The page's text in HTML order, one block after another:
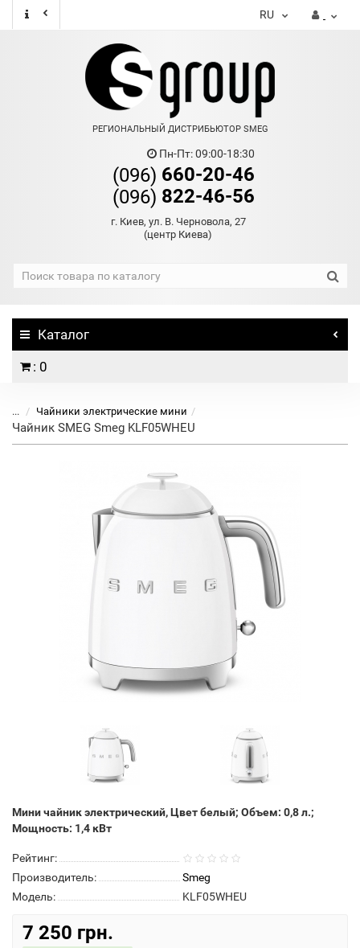
RU
РЕГИОНАЛЬНЫЙ ДИСТРИБЬЮТОР SMEG
Пн-Пт: 09:00-18:30
(096) 660-20-46
(096) 822-46-56
г. Киев, ул. В. Черновола, 27
(центр Киева)
Каталог
: 0
... Чайники электрические мини
Чайник SMEG Smeg KLF05WHEU
Мини чайник электрический, Цвет белый; Объем: 0,8 л.;
Мощность: 1,4 кВт
Рейтинг:
Производитель:
Smeg
Модель:
KLF05WHEU
7 250 грн.